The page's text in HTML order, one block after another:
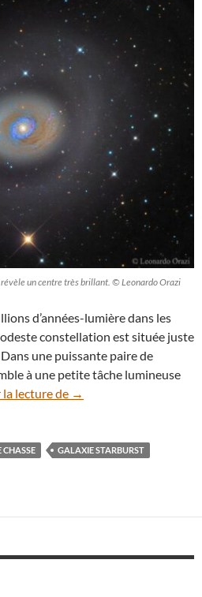
un centre très brillant. © Leonardo Orazi
d’années-lumière dans les
constellation est située juste
Dans une puissante paire de
à une petite tâche lumineuse
lecture de Pourquoi le cœur de la
→
CHASSE
GALAXIE STARBURST